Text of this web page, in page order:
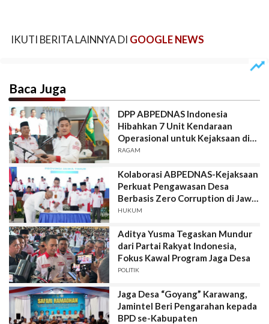
IKUTI BERITA LAINNYA DI GOOGLE NEWS
Baca Juga
DPP ABPEDNAS Indonesia
Hibahkan 7 Unit Kendaraan
Operasional untuk Kejaksaan di
Aceh dan Sumatera Utara
RAGAM
Kolaborasi ABPEDNAS-Kejaksaan
Perkuat Pengawasan Desa
Berbasis Zero Corruption di Jawa
Timur
HUKUM
Aditya Yusma Tegaskan Mundur
dari Partai Rakyat Indonesia,
Fokus Kawal Program Jaga Desa
POLITIK
Jaga Desa “Goyang” Karawang,
Jamintel Beri Pengarahan kepada
BPD se-Kabupaten